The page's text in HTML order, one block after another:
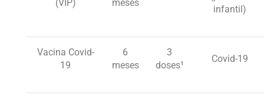
(VIP)
meses
infantil)
Vacina Covid-
19
6
meses
3
doses¹
Covid-19